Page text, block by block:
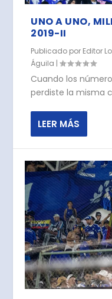
UNO A UNO,
2019-II
Publicado por Editor
Águila |
Cuando los
perdiste la misma
LEER MÁS